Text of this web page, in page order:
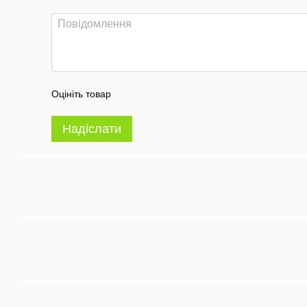
Оцініть товар
Надіслати